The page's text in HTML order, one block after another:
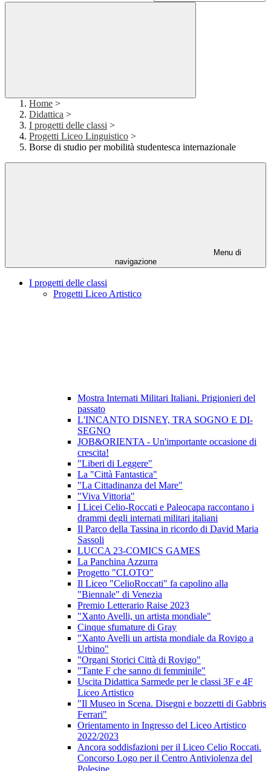
Home >
Didattica >
I progetti delle classi >
Progetti Liceo Linguistico >
Borse di studio per mobilità studentesca internazionale
Menu di
navigazione
I progetti delle classi
Progetti Liceo Artistico
Mostra Internati Militari Italiani. Prigionieri del
passato
L'INCANTO DISNEY, TRA SOGNO E DI-
SEGNO
JOB&ORIENTA - Un'importante occasione di
crescita!
"Liberi di Leggere"
La "Città Fantastica"
"La Cittadinanza del Mare"
"Viva Vittoria"
I Licei Celio-Roccati e Paleocapa raccontano i
drammi degli internati militari italiani
Il Parco della Tassina in ricordo di David Maria
Sassoli
LUCCA 23-COMICS GAMES
La Panchina Azzurra
Progetto "CLOTO"
Il Liceo "CelioRoccati" fa capolino alla
"Biennale" di Venezia
Premio Letterario Raise 2023
"Xanto Avelli, un artista mondiale"
Cinque sfumature di Gray
"Xanto Avelli un artista mondiale da Rovigo a
Urbino"
"Organi Storici Città di Rovigo"
"Tante F che sanno di femminile"
Uscita Didattica Sarmede per le classi 3F e 4F
Liceo Artistico
"Il Museo in Scena. Disegni e bozzetti di Gabbris
Ferrari"
Orientamento in Ingresso del Liceo Artistico
2022/2023
Ancora soddisfazioni per il Liceo Celio Roccati.
Concorso Logo per il Centro Antiviolenza del